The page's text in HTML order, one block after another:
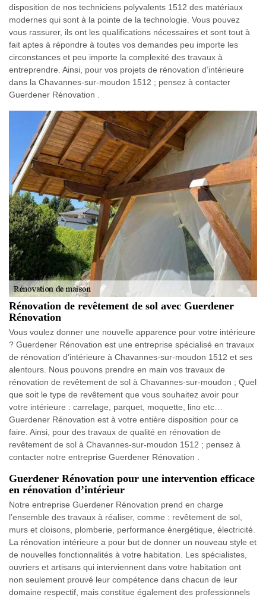
disposition de nos techniciens polyvalents 1512 des matériaux
modernes qui sont à la pointe de la technologie. Vous pouvez
vous rassurer, ils ont les qualifications nécessaires et sont tout à
fait aptes à répondre à toutes vos demandes peu importe les
circonstances et peu importe la complexité des travaux à
entreprendre. Ainsi, pour vos projets de rénovation d’intérieure
dans la Chavannes-sur-moudon 1512 ; pensez à contacter
Guerdener Rénovation .
Rénovation de revêtement de sol avec Guerdener
Rénovation
Vous voulez donner une nouvelle apparence pour votre intérieure
? Guerdener Rénovation est une entreprise spécialisé en travaux
de rénovation d’intérieure à Chavannes-sur-moudon 1512 et ses
alentours. Nous pouvons prendre en main vos travaux de
rénovation de revêtement de sol à Chavannes-sur-moudon ; Quel
que soit le type de revêtement que vous souhaitez avoir pour
votre intérieure : carrelage, parquet, moquette, lino etc…
Guerdener Rénovation est à votre entière disposition pour ce
faire. Ainsi, pour des travaux de qualité en rénovation de
revêtement de sol à Chavannes-sur-moudon 1512 ; pensez à
contacter notre entreprise Guerdener Rénovation .
Guerdener Rénovation pour une intervention efficace
en rénovation d’intérieur
Notre entreprise Guerdener Rénovation prend en charge
l’ensemble des travaux à réaliser, comme : revêtement de sol,
murs et cloisons, plomberie, performance énergétique, électricité.
La rénovation intérieure a pour but de donner un nouveau style et
de nouvelles fonctionnalités à votre habitation. Les spécialistes,
ouvriers et artisans qui interviennent dans votre habitation ont
non seulement prouvé leur compétence dans chacun de leur
domaine respectif, mais constitue également des professionnels